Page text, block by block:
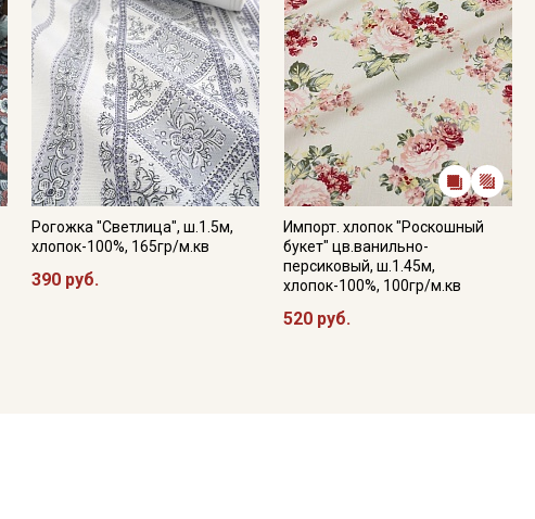
Рогожка "Светлица", ш.1.5м,
хлопок-100%, 165гр/м.кв
390 руб.
Импорт. хлопок "Роскошный
букет" цв.ванильно-
персиковый, ш.1.45м,
хлопок-100%, 100гр/м.кв
520 руб.